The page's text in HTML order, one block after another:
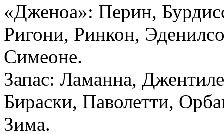
«Дженоа»: Перин,
Ригони, Ринкон,
Симеоне.
Запас: Ламанна,
Бираски, Паволетти,
Зима.